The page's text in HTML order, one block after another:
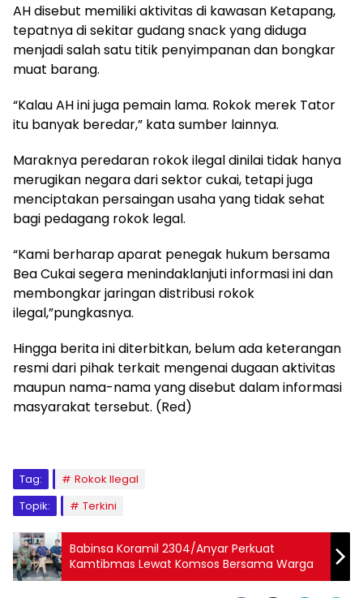
AH disebut memiliki aktivitas di kawasan Ketapang,
tepatnya di sekitar gudang snack yang diduga
menjadi salah satu titik penyimpanan dan bongkar
muat barang.
“Kalau AH ini juga pemain lama. Rokok merek Tator
itu banyak beredar,” kata sumber lainnya.
Maraknya peredaran rokok ilegal dinilai tidak hanya
merugikan negara dari sektor cukai, tetapi juga
menciptakan persaingan usaha yang tidak sehat
bagi pedagang rokok legal.
“Kami berharap aparat penegak hukum bersama
Bea Cukai segera menindaklanjuti informasi ini dan
membongkar jaringan distribusi rokok
ilegal,”pungkasnya.
Hingga berita ini diterbitkan, belum ada keterangan
resmi dari pihak terkait mengenai dugaan aktivitas
maupun nama-nama yang disebut dalam informasi
masyarakat tersebut. (Red)
Tag:
Rokok Ilegal
Topik:
Terkini
Babinsa Koramil 2304/Anyar Perkuat
Kamtibmas Lewat Komsos Bersama Warga